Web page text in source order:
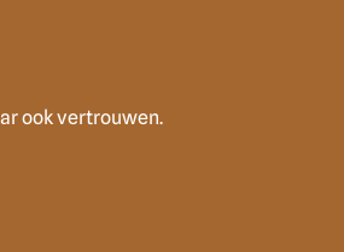
ook vertrouwen.